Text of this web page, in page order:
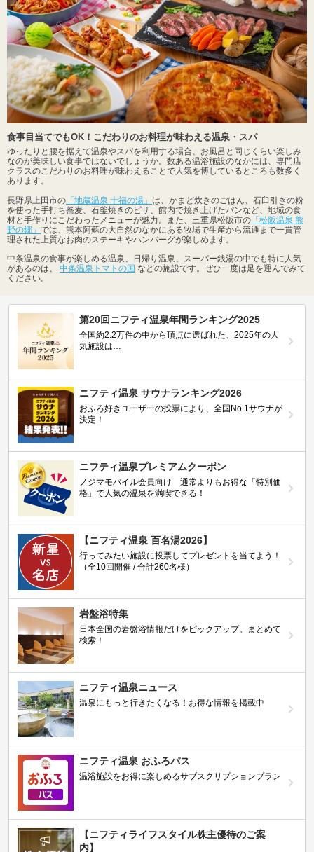
食事目当てでもOK！こだわりのお料理が味わえる温泉・スパ
ゆったりと腰を据えて温泉やスパを利用する場合、お風呂と同じくらい楽しみ
なのが美味しい食事ではないでしょうか。数ある温浴施設のなかには、専門店
クラスのこだわりのお料理が味わえることで人気を博しているところも数多く
あります。
長野県上田市の 「地蔵温泉 十福の湯」 は、かまど炊きのごはん、石臼引きの粉
を使った手打ち蕎麦、石釜焼きのピザ、館内で焼き上げたパンなど、地域の食
材と手作りにこだわったメニューが魅力。また、三重県松阪市の 「松阪温泉 熊
野の郷」 では、熊本阿蘇の大自然のなかにある牧場で生産から流通まで一貫管
理された上質なお肉のステーキやハンバーグが楽しめます。
中条温泉の食事が楽しめる温泉、日帰り温泉、スーパー銭湯の中でも特に人気
があるのは、 中条温泉トマトの国 などの施設です。ぜひ一度は足を運んでみて
ください。
第20回ニフティ温泉年間ランキング2025
全国約2.2万件の中から頂点に選ばれた、2025年の人
気施設は…
ニフティ温泉 サウナランキング2026
おふろ好きユーザーの投票により、全国No.1サウナが
決定！
ニフティ温泉プレミアムクーポン
ノジマモバイル会員向け 通常よりもお得な「特別価
格」で人気の温泉を満喫できる！
【ニフティ温泉 百名湯2026】
行ってみたい施設に投票してプレゼントを当てよう！
（全10回開催 / 合計260名様）
岩盤浴特集
日本全国の岩盤浴情報だけをピックアップ。まとめて
検索！
ニフティ温泉ニュース
温泉にもっと行きたくなる！お得な情報を掲載中
ニフティ温泉 おふろパス
温浴施設をお得に楽しめるサブスクリプションプラン
【ニフティライフスタイル株主優待のご案
内】